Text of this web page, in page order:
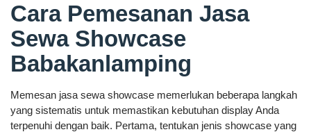
Cara Pemesanan Jasa
Sewa Showcase
Babakanlamping
Memesan jasa sewa showcase memerlukan beberapa langkah
yang sistematis untuk memastikan kebutuhan display Anda
terpenuhi dengan baik. Pertama, tentukan jenis showcase yang